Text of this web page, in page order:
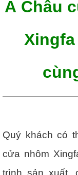
Á Châu
Quý khách có
cửa nhôm
trình sản xuất,